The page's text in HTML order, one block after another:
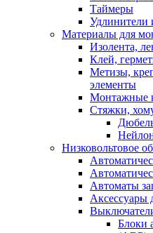
Таймеры
Удлинители
Материалы для
Изолента,
Клей,
Метизы,
элементы
Монтажные
Стяжки,
Низковольтовое
Автоматы
Аксессуары
Блоки